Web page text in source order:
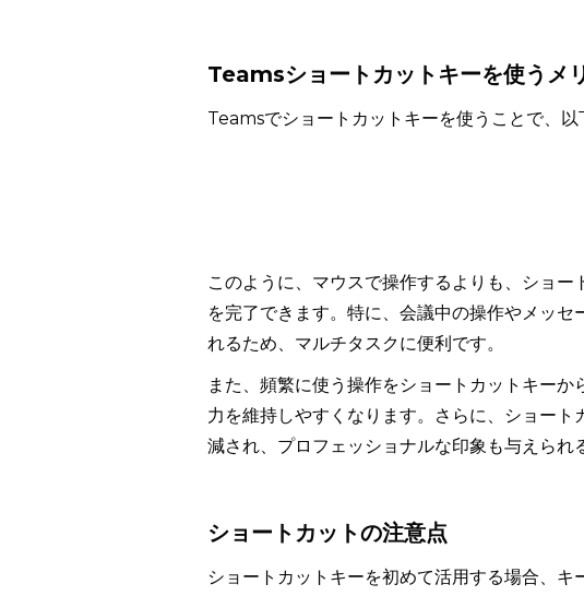
Teamsショートカットキーを使うメ
Teamsでショートカットキーを使うことで、以
このように、マウスで操作するよりも、ショ
を完了できます。特に、会議中の操作やメッ
れるため、マルチタスクに便利です。
また、頻繁に使う操作をショートカットキー
力を維持しやすくなります。さらに、ショー
減され、プロフェッショナルな印象も与えられ
ショートカットの注意点
ショートカットキーを初めて活用する場合、